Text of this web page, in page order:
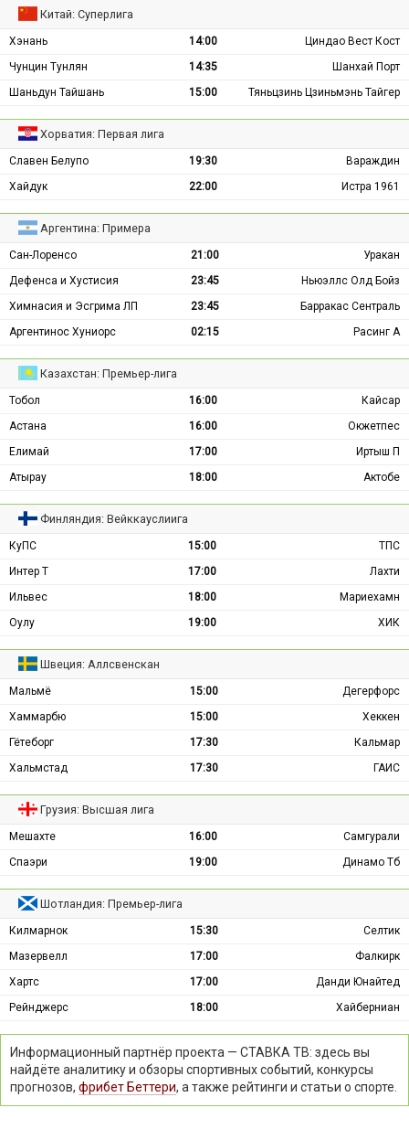
Китай: Суперлига
Хэнань 14:00
Циндао Вест Кост
Чунцин Тунлян
14:35
Шанхай Порт
Шаньдун Тайшань
15:00 Тяньцзинь Цзиньмэнь Тайгер
Хорватия: Первая лига
Славен Белупо 19:30
Вараждин
Хайдук
22:00 Истра 1961
Аргентина: Примера
Сан-Лоренсо 21:00
Уракан
Дефенса и Хустисия
23:45
Ньюэллс Олд Бойз
Химнасия и Эсгрима ЛП
23:45
Барракас Сентраль
Аргентинос Хуниорс
02:15 Расинг А
Казахстан: Премьер-лига
Тобол 16:00
Кайсар
Астана
16:00
Окжетпес
Елимай
17:00
Иртыш П
Атырау
18:00 Актобе
Финляндия: Вейккауслиига
КуПС 15:00
ТПС
Интер Т
17:00
Лахти
Ильвес
18:00
Мариехамн
Оулу
19:00 ХИК
Швеция: Аллсвенскан
Мальмё 15:00
Дегерфорс
Хаммарбю
15:00
Хеккен
Гётеборг
17:30
Кальмар
Хальмстад
17:30 ГАИС
Грузия: Высшая лига
Мешахте 16:00
Самгурали
Спаэри
19:00 Динамо Тб
Шотландия: Премьер-лига
Килмарнок 15:30
Селтик
Мазервелл
17:00
Фалкирк
Хартс
17:00
Данди Юнайтед
Рейнджерс
18:00 Хайберниан
Информационный партнёр проекта — СТАВКА ТВ: здесь вы
найдёте аналитику и обзоры спортивных событий, конкурсы
прогнозов, фрибет Беттери, а также рейтинги и статьи о спорте.